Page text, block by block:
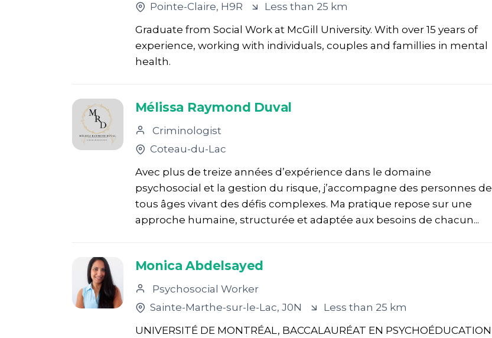
Pointe-Claire, H9R
Less than 25 km
Graduate from Social Work at McGill University. With over 15 years of
experience, working with individuals, couples and famillies in mental
health.
Mélissa Raymond Duval
Criminologist
Coteau-du-Lac
Avec plus de treize années d’expérience dans le domaine
psychosocial et la gestion du risque, j’accompagne des personnes de
tous âges vivant des défis complexes. Ma pratique repose sur une
approche humaine, structurée et adaptée aux besoins de chacun...
Monica Abdelsayed
Psychosocial Worker
Sainte-Marthe-sur-le-Lac, J0N
Less than 25 km
UNIVERSITÉ DE MONTRÉAL, BACCALAURÉAT EN PSYCHOÉDUCATION